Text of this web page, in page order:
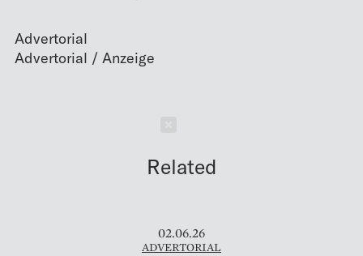
Advertorial
Related
02.06.26
ADVERTORIAL